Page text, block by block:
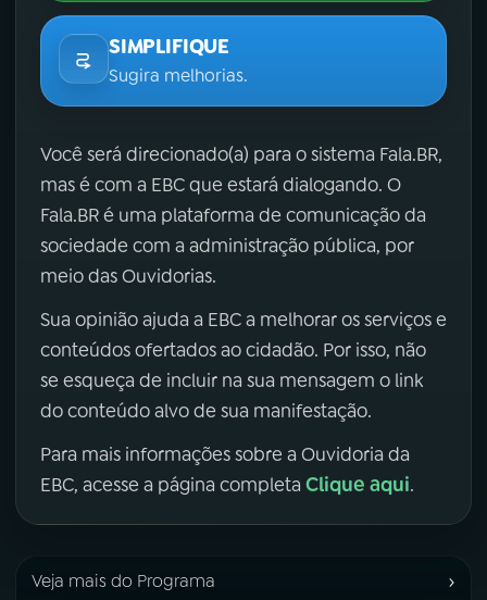
SIMPLIFIQUE
Sugira melhorias.
Você será direcionado(a) para o sistema Fala.BR,
mas é com a EBC que estará dialogando. O
Fala.BR é uma plataforma de comunicação da
sociedade com a administração pública, por
meio das Ouvidorias.
Sua opinião ajuda a EBC a melhorar os serviços e
conteúdos ofertados ao cidadão. Por isso, não
se esqueça de incluir na sua mensagem o link
do conteúdo alvo de sua manifestação.
Para mais informações sobre a Ouvidoria da
EBC, acesse a página completa Clique aqui.
Veja mais do Programa ›